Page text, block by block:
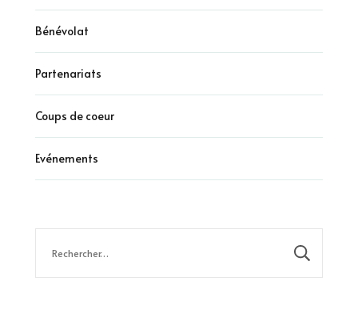
Bénévolat
Partenariats
Coups de coeur
Evénements